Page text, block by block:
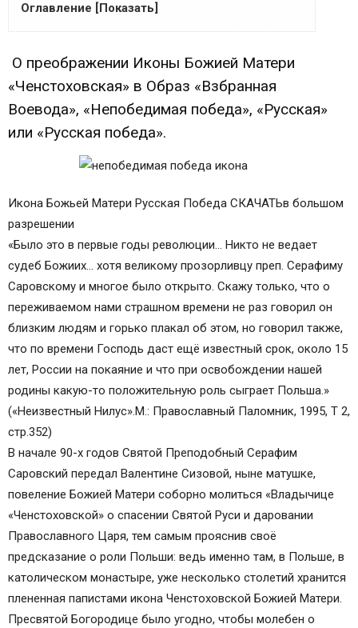
Оглавление [Показать]
«Ченстоховская» в Образ «Взбранная
Воевода», «Непобедимая победа», «Русская»
или «Русская победа».
О преображении Иконы Божией Матери
«Ченстоховская» в Образ «Взбранная
Воевода», «Непобедимая победа», «Русская»
или «Русская победа».
Икона Божьей Матери Русская Победа СКАЧАТЬв большом
разрешении
«Было это в первые годы революции… Никто не ведает
судеб Божиих… хотя великому прозорливцу преп. Серафиму
Саровскому и многое было открыто. Скажу только, что о
переживаемом нами страшном времени не раз говорил он
близким людям и горько плакал об этом, но говорил также,
что по времени Господь даст ещё известный срок, около 15
лет, России на покаяние и что при освобождении нашей
родины какую-то положительную роль сыграет Польша.»
(«Неизвестный Нилус».М.: Православный Паломник, 1995, Т 2,
стр.352)
В начале 90-х годов Святой Преподобный Серафим
Саровский передал Валентине Сизовой, ныне матушке,
повеление Божией Матери соборно молиться «Владычице
«Ченстоховской» о спасении Святой Руси и даровании
Православного Царя, тем самым прояснив своё
предсказание о роли Польши: ведь именно там, в Польше, в
католическом монастыре, уже несколько столетий хранится
плененная папистами икона Ченстоховской Божией Матери.
Пресвятой Богородице было угодно, чтобы молебен о